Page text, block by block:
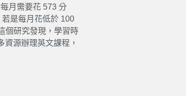
月需要花 573 分
是每月花低於 100
個研究發現，學習時
源辦理英文課程，